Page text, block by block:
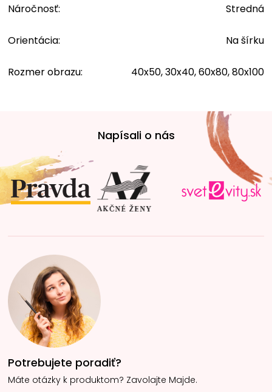
Náročnosť: Stredná
Orientácia: Na šírku
Rozmer obrazu: 40x50, 30x40, 60x80, 80x100
t
i
e
Napísali o nás
Potrebujete poradiť?
Máte otázky k produktom? Zavolajte Majde.